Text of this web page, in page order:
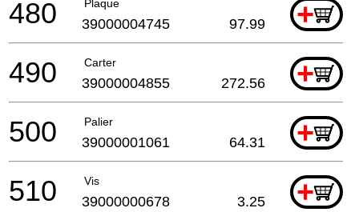
Plaque +
480 39000004745 97.99
Carter +
490 39000004855 272.56
Palier +
500 39000001061 64.31
Vis +
510 39000000678 3.25